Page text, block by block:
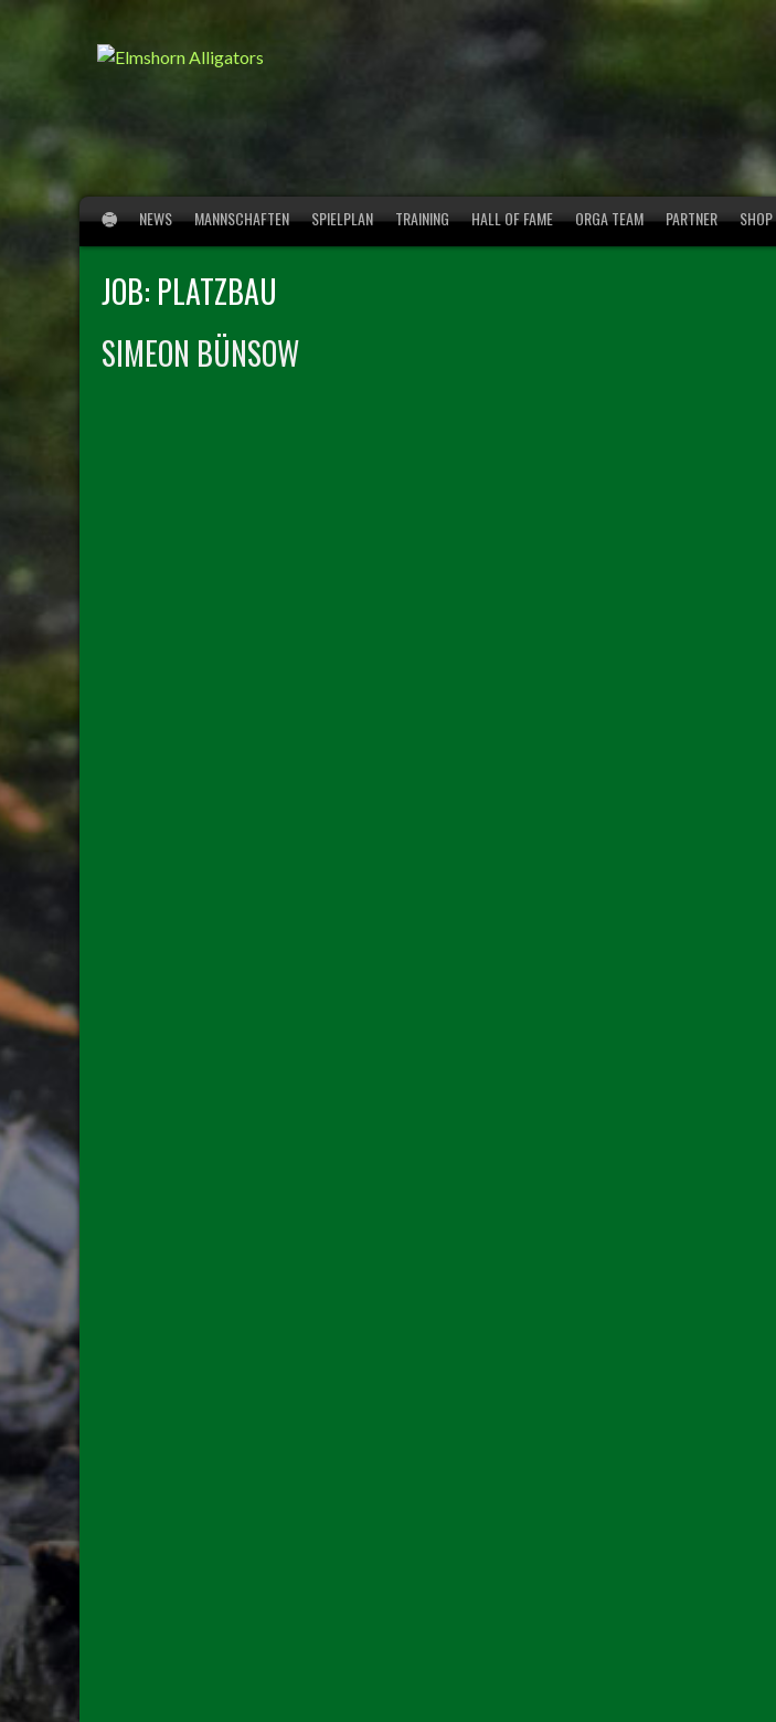
NEWS MANNSCHAFTEN SPIELPLAN TRAINING HALL OF FAME ORGA TEAM PARTNER SHOP
JOB: PLATZBAU
SIMEON BÜNSOW